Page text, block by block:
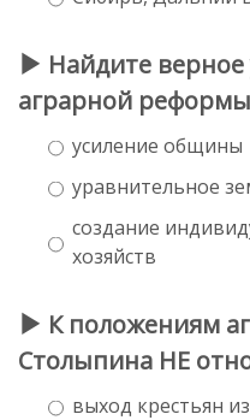
Найдите
аграрной
усиление общины
уравнительное
создание
хозяйств
К положениям
Столыпина НЕ
выход крестьян